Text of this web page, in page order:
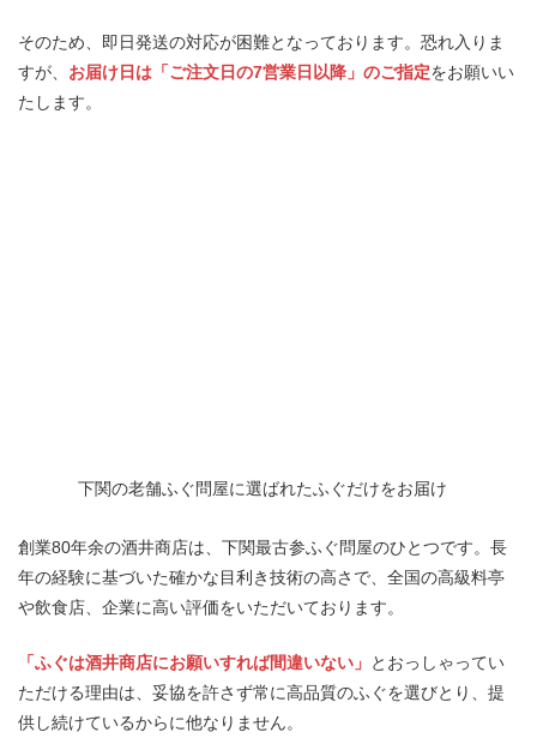
そのため、即日発送の対応が困難となっております。 恐れ入りま
すが、 お届け日は「ご注文日の7営業日以降」のご指定をお願いい
たします。
下関の老舗ふぐ問屋に選ばれたふぐだけをお届け
創業80年余の酒井商店は、下関最古参ふぐ問屋のひとつです。長
年の経験に基づいた確かな目利き技術の高さで、全国の高級料亭
や飲食店、企業に高い評価をいただいております。
「ふぐは酒井商店にお願いすれば間違いない」 とおっしゃってい
ただける理由は、妥協を許さず常に高品質のふぐを選びとり、提
供し続けているからに他なりません。